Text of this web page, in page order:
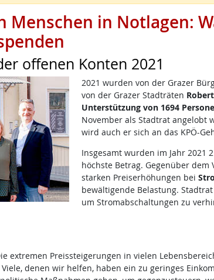
Menschen in Notlagen:
offenen Konten 2021
2021 wurden von der Grazer
von der Grazer Stadträten
Unterstützung von 1694
November als Stadtrat angelobt
wird auch er sich an das KPÖ-
Insgesamt wurden im Jahr 2021
höchste Betrag. Gegenüber
starken Preiserhöhungen bei
bewältigende Belastung. Stadtrat
um Stromabschaltungen zu
extremen Preissteigerungen in vielen
denen wir helfen, haben ein zu geringes